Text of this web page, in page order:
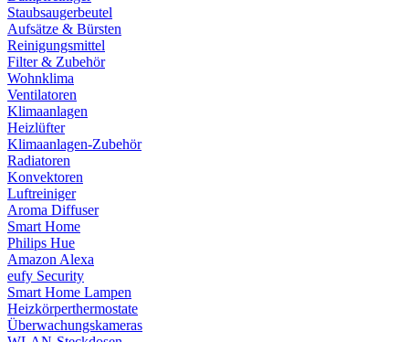
Staubsaugerbeutel
Aufsätze & Bürsten
Reinigungsmittel
Filter & Zubehör
Wohnklima
Ventilatoren
Klimaanlagen
Heizlüfter
Klimaanlagen-Zubehör
Radiatoren
Konvektoren
Luftreiniger
Aroma Diffuser
Smart Home
Philips Hue
Amazon Alexa
eufy Security
Smart Home Lampen
Heizkörperthermostate
Überwachungskameras